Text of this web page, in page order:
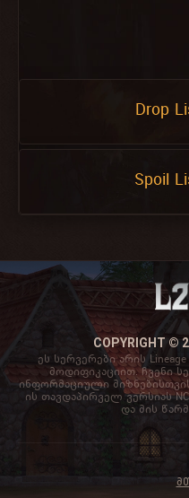
Drop
Spoil
COPYRIGHT ©
ეს სერვერები არის
მოდიფიკაციით. ჩვენი
ინფორმაციული
ის თავდაპირველ ვერსიას
და მის